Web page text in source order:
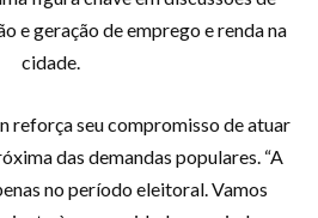
e geração de emprego e renda na
cidade.
reforça seu compromisso de atuar
das demandas populares. “A
no período eleitoral. Vamos